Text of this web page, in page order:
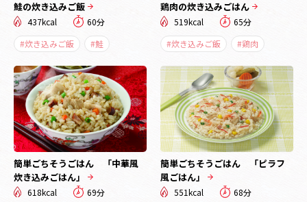
鮭の炊き込みご飯
437kcal
60分
#炊き込みご飯
#鮭
鶏肉の炊き込みごはん
519kcal
65分
#炊き込みご飯
#鶏肉
簡単ごちそうごはん 「中華風
炊き込みごはん」
618kcal
69分
簡単ごちそうごはん 「ピラフ
風ごはん」
551kcal
68分